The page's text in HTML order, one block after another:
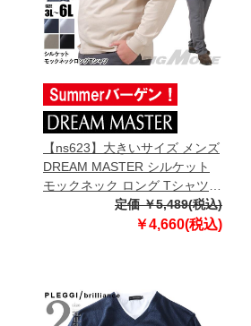
【ns623】大きいサイズ メンズ
DREAM MASTER シルケット
モックネック ロング Tシャツ
定価 ￥5,489(税込)
￥4,660(税込)